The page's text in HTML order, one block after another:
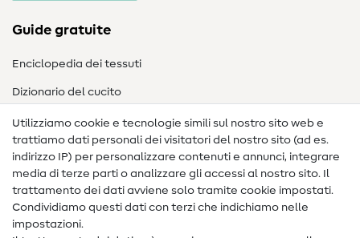
Guide gratuite
Enciclopedia dei tessuti
Dizionario del cucito
Nähanleitungen
Assistenza e contatto
Contatto
Informazioni sul nuovo proprietario
Utilizziamo cookie e tecnologie simili sul nostro sito web e
trattiamo dati personali dei visitatori del nostro sito (ad es.
indirizzo IP) per personalizzare contenuti e annunci, integrare
media di terze parti o analizzare gli accessi al nostro sito. Il
trattamento dei dati avviene solo tramite cookie impostati.
Condividiamo questi dati con terzi che indichiamo nelle
impostazioni.